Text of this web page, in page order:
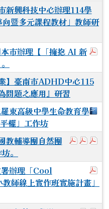
新興科技中心辦理114學
暨多元課程教材」教師研
市辦理【「擁抱 AI 新
】臺南市ADHD中心115
問題之應用』研習
東高級中學生命教育學
權」工作坊
於彈跳
於彈
教輔導團自然團
。
辦理「Cool
師線上實作班實施計畫」